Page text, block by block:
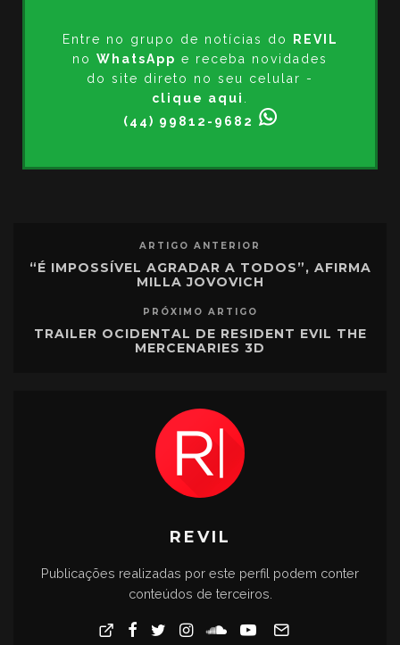
Entre no grupo de notícias do
REVIL
no WhatsApp e receba novidades
do site direto no seu celular -
clique aqui
(44) 99812-9682
ARTIGO ANTERIOR
“É IMPOSSÍVEL AGRADAR A TODOS”, AFIRMA
MILLA JOVOVICH
PRÓXIMO ARTIGO
TRAILER OCIDENTAL DE RESIDENT EVIL THE
MERCENARIES 3D
REVIL
Publicações realizadas por este perfil podem conter
conteúdos de terceiros.